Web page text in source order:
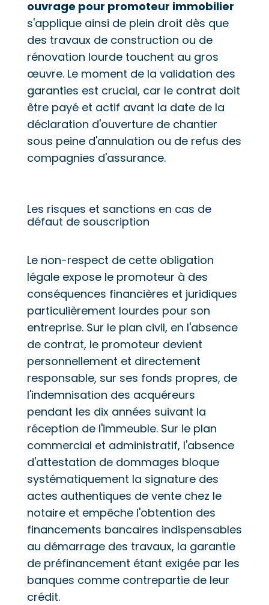
ouvrage pour promoteur immobilier
s'applique ainsi de plein droit dès que
des travaux de construction ou de
rénovation lourde touchent au gros
œuvre. Le moment de la validation des
garanties est crucial, car le contrat doit
être payé et actif avant la date de la
déclaration d'ouverture de chantier
sous peine d'annulation ou de refus des
compagnies d'assurance.
Les risques et sanctions en cas de
défaut de souscription
Le non-respect de cette obligation
légale expose le promoteur à des
conséquences financières et juridiques
particulièrement lourdes pour son
entreprise. Sur le plan civil, en l'absence
de contrat, le promoteur devient
personnellement et directement
responsable, sur ses fonds propres, de
l'indemnisation des acquéreurs
pendant les dix années suivant la
réception de l'immeuble. Sur le plan
commercial et administratif, l'absence
d'attestation de dommages bloque
systématiquement la signature des
actes authentiques de vente chez le
notaire et empêche l'obtention des
financements bancaires indispensables
au démarrage des travaux, la garantie
de préfinancement étant exigée par les
banques comme contrepartie de leur
crédit.